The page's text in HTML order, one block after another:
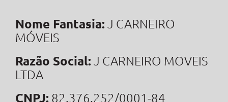
Nome Fantasia: J CARNEIRO
MÓVEIS
Razão Social: J CARNEIRO MOVEIS
LTDA
CNPJ: 82.376.252/0001-84